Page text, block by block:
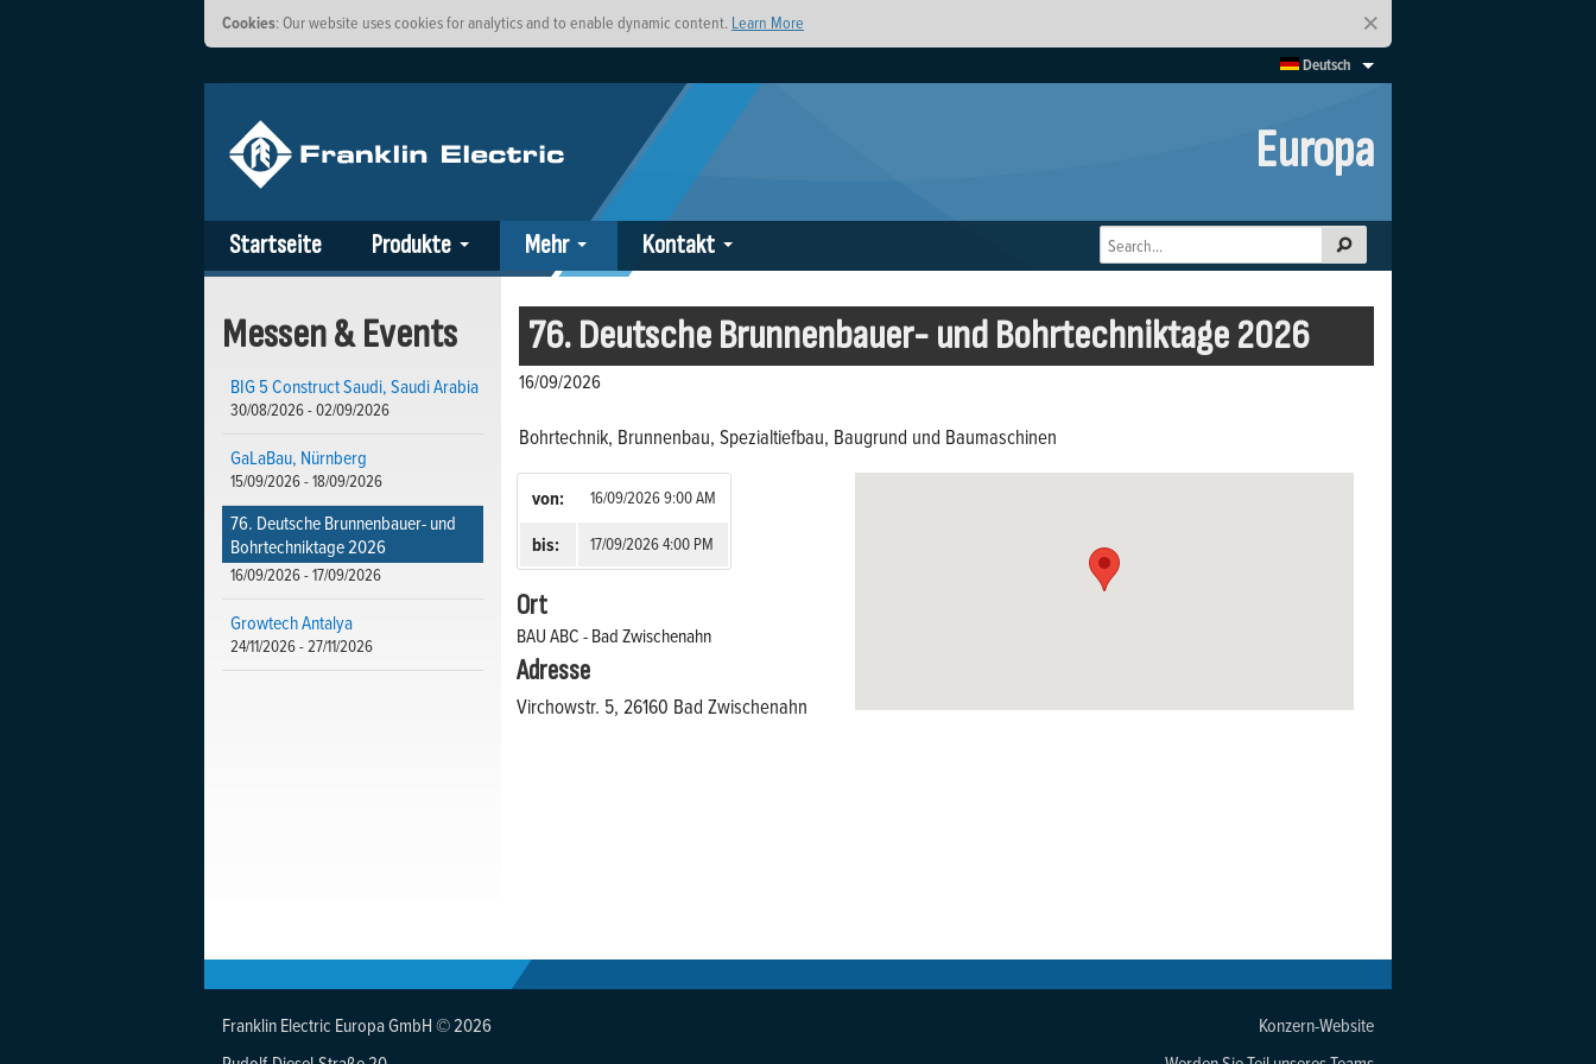
×
Cookies: Our website uses cookies for analytics and to enable dynamic content. Learn More
Deutsch
Europa
Startseite Produkte Mehr Kontakt
76. Deutsche Brunnenbauer- und Bohrtechniktage 2026
16/09/2026
Bohrtechnik, Brunnenbau, Spezialtiefbau, Baugrund und Baumaschinen
von: 16/09/2026 9:00 AM
bis: 17/09/2026 4:00 PM
Ort
BAU ABC - Bad Zwischenahn
Adresse
Virchowstr. 5, 26160 Bad Zwischenahn
Messen & Events
BIG 5 Construct Saudi, Saudi Arabia
30/08/2026 - 02/09/2026
GaLaBau, Nürnberg
15/09/2026 - 18/09/2026
76. Deutsche Brunnenbauer- und
Bohrtechniktage 2026
16/09/2026 - 17/09/2026
Growtech Antalya
24/11/2026 - 27/11/2026
Franklin Electric Europa GmbH © 2026
Konzern-Website